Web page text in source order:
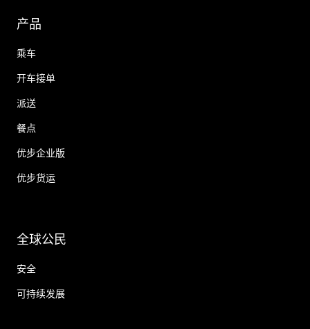
产品
乘车
开车接单
派送
餐点
优步企业版
优步货运
全球公民
安全
可持续发展